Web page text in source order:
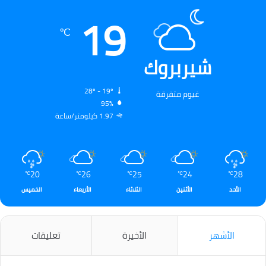
شيربروك
غيوم متفرقة
19
℃
95%
1.97 كيلومتر/ساعة
28
℃
الأحد
24
℃
الأثنين
25
℃
الثلاثاء
26
℃
الأربعاء
20
℃
الخميس
الأشهر الأخيرة تعليقات